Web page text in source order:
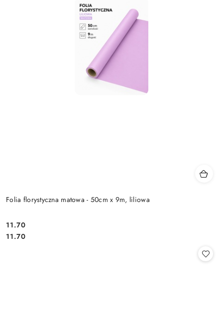
Folia florystyczna matowa - 50cm x 9m, liliowa
Cena:
11.70
Cena:
11.70